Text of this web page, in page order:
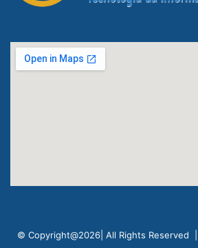
© Copyright@2026| All Rights Reserved |